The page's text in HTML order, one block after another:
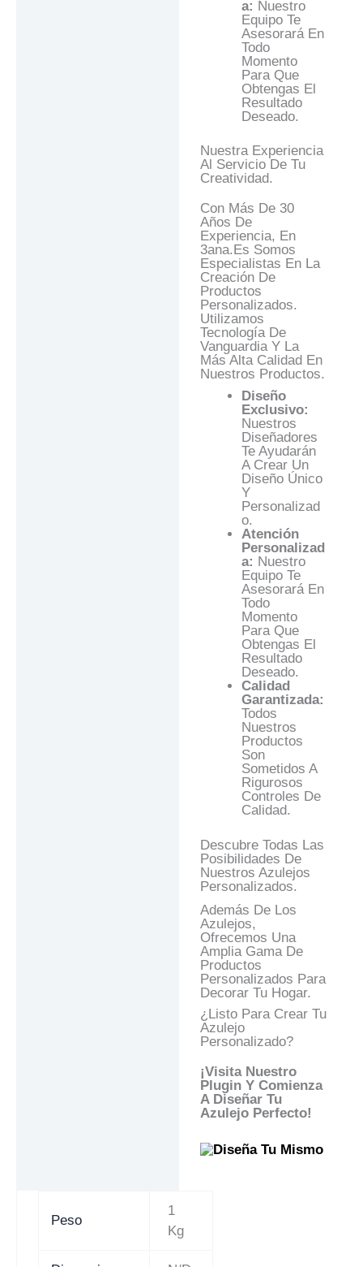
A: Nuestro
Equipo Te
Asesorará En
Todo
Momento
Para Que
Obtengas El
Resultado
Deseado.
Nuestra Experiencia
Al Servicio De Tu
Creatividad.
Con Más De 30
Años De
Experiencia, En
3ana.es Somos
Especialistas En La
Creación De
Productos
Personalizados.
Utilizamos
Tecnología De
Vanguardia Y La
Más Alta Calidad En
Nuestros Productos.
Diseño
Exclusivo:
Nuestros
Diseñadores
Te Ayudarán
A Crear Un
Diseño Único
Y
Personalizad
O.
Atención
Personalizad
A: Nuestro
Equipo Te
Asesorará En
Todo
Momento
Para Que
Obtengas El
Resultado
Deseado.
Calidad
Garantizada:
Todos
Nuestros
Productos
Son
Sometidos A
Rigurosos
Controles De
Calidad.
Descubre Todas Las
Posibilidades De
Nuestros Azulejos
Personalizados.
Además De Los
Azulejos,
Ofrecemos Una
Amplia Gama De
Productos
Personalizados Para
Decorar Tu Hogar.
¿Listo Para Crear Tu
Azulejo
Personalizado?
¡Visita Nuestro
Plugin Y Comienza
A Diseñar Tu
Azulejo Perfecto!
Peso
1
Kg